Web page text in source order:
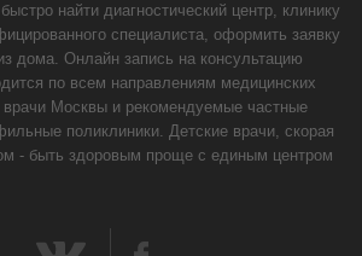
найти диагностический центр, клинику
специалиста, оформить заявку
дома. Онлайн запись на консультацию
по всем направлениям медицинских
врачи Москвы и рекомендуемые частные
поликлиники. Детские врачи, скорая
- быть здоровым проще с единым центром